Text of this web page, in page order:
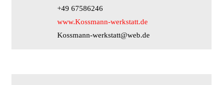
+49 67586246
www.Kossmann-werkstatt.de
Kossmann-werkstatt@web.de